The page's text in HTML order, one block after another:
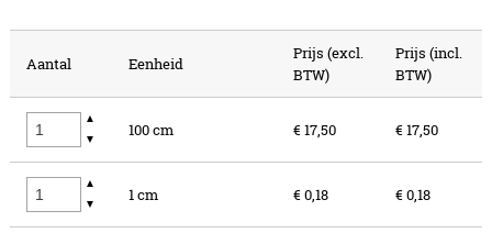
Aantal Eenheid
Prijs (excl.
BTW)
Prijs (incl.
BTW)
▲
▼
100 cm € 17,50 € 17,50
▲
▼
1 cm € 0,18 € 0,18